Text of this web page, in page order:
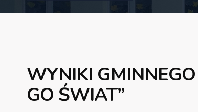
WYNIKI
GO ŚWIAT”